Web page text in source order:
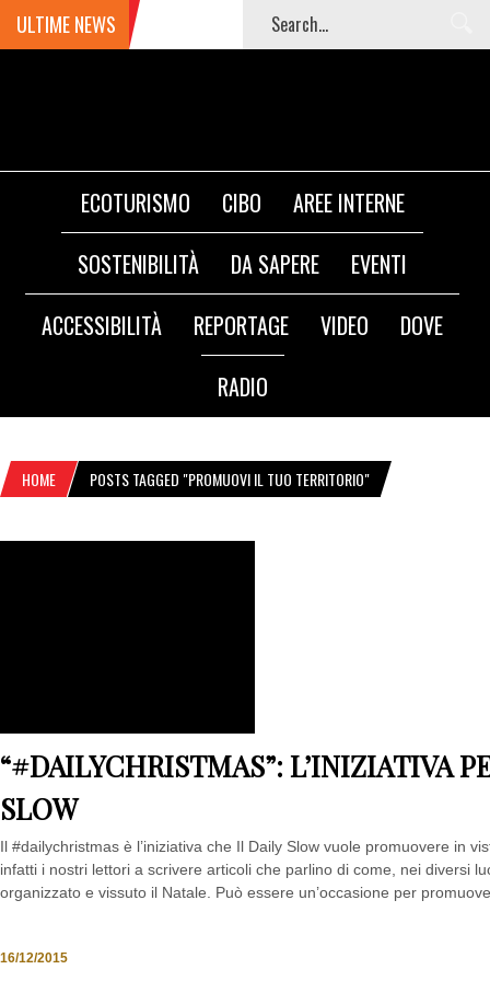
ULTIME NEWS
ECOTURISMO CIBO
AREE INTERNE
SOSTENIBILITÀ
DA SAPERE
EVENTI
REPORTAGE
HOME POSTS TAGGED "PROMUOVI IL TUO TERRITORIO"
“#DAILYCHRISTMAS”: L’INIZIATIVA
SLOW
Il #dailychristmas è l’iniziativa che Il Daily Slow vuole promuovere in
organizzato e vissuto il Natale. Può essere un’occasione per